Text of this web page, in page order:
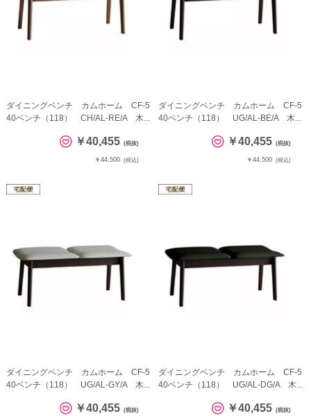
ダイニングベンチ カムホーム CF-5
40ベンチ（118） CH/AL-RE/A 木...
￥40,455 (税抜)
￥44,500 (税込)
ダイニングベンチ カムホーム CF-5
40ベンチ（118） UG/AL-BE/A 木...
￥40,455 (税抜)
￥44,500 (税込)
ダイニングベンチ カムホーム CF-5
40ベンチ（118） UG/AL-GY/A 木...
￥40,455 (税抜)
ダイニングベンチ カムホーム CF-5
40ベンチ（118） UG/AL-DG/A 木...
￥40,455 (税抜)